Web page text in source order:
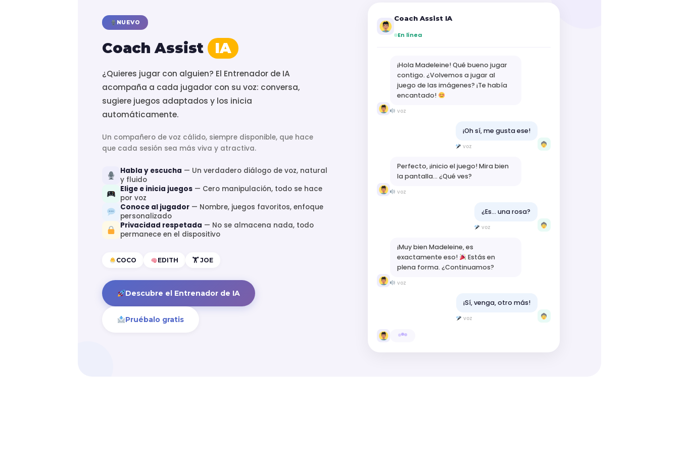
NUEVO
Coach Assist IA
¿Quieres jugar con alguien? El Entrenador de IA
acompaña a cada jugador con su voz: conversa,
sugiere juegos adaptados y los inicia
automáticamente.
Un compañero de voz cálido, siempre disponible, que hace
que cada sesión sea más viva y atractiva.
Habla y escucha — Un verdadero diálogo de voz, natural
y fluido
Elige e inicia juegos — Cero manipulación, todo se hace
por voz
Conoce al jugador — Nombre, juegos favoritos, enfoque
personalizado
Privacidad respetada — No se almacena nada, todo
permanece en el dispositivo
COCO EDITH 🏋️ JOE
Descubre el Entrenador de IA
Pruébalo gratis
Coach Assist IA
En línea
¡Hola Madeleine! Qué bueno jugar
contigo. ¿Volvemos a jugar al
juego de las imágenes? ¡Te había
encantado!
voz
¡Oh sí, me gusta ese!
voz
Perfecto, ¡inicio el juego! Mira bien
la pantalla... ¿Qué ves?
voz
¿Es... una rosa?
voz
¡Muy bien Madeleine, es
exactamente eso!
Estás en
plena forma. ¿Continuamos?
voz
¡Sí, venga, otro más!
voz